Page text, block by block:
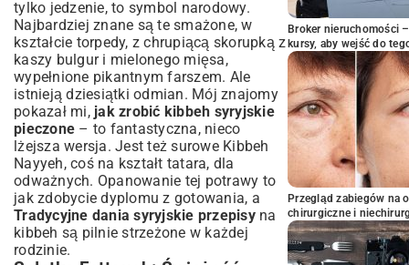
tylko jedzenie, to symbol narodowy.
Najbardziej znane są te smażone, w
kształcie torpedy, z chrupiącą skorupką z
kaszy bulgur i mielonego mięsa,
wypełnione pikantnym farszem. Ale
istnieją dziesiątki odmian. Mój znajomy
pokazał mi, jak zrobić kibbeh syryjskie
pieczone – to fantastyczna, nieco
lżejsza wersja. Jest też surowe Kibbeh
Nayyeh, coś na kształt tatara, dla
odważnych. Opanowanie tej potrawy to
jak zdobycie dyplomu z gotowania, a
Tradycyjne dania syryjskie przepisyna
kibbeh są pilnie strzeżone w każdej
rodzinie.
Broker nieruchomości
kursy, aby wejść do
Przegląd zabiegów na
chirurgiczne i